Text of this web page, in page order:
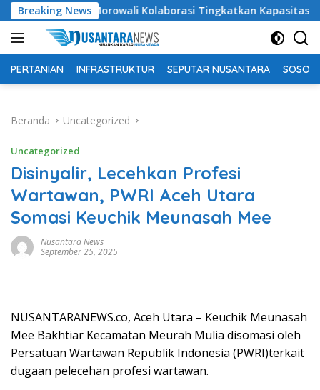
Langsung
ke
konten
Breaking News
Morowali Kolaborasi Tingkatkan Kapasitas 61 Kepala
PERTANIAN INFRASTRUKTUR SEPUTAR NUSANTARA SOSOK
Beranda Uncategorized
Uncategorized
Disinyalir, Lecehkan Profesi
Wartawan, PWRI Aceh Utara
Somasi Keuchik Meunasah Mee
Nusantara News
September 25, 2025
NUSANTARANEWS.co, Aceh Utara – Keuchik Meunasah
Mee Bakhtiar Kecamatan Meurah Mulia disomasi oleh
Persatuan Wartawan Republik Indonesia (PWRI)terkait
dugaan pelecehan profesi wartawan.